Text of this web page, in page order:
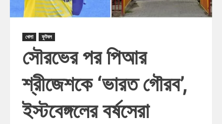
খেলা ফুটবল
সৌরভের পর পিআর
শ্রীজেশকে ‘ভারত গৌরব’,
ইস্টবেঙ্গলের বর্ষসেরা